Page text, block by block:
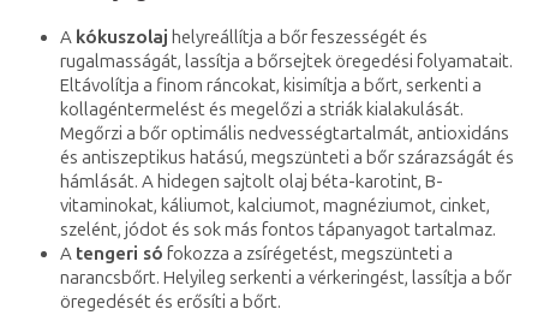
A kókuszolaj helyreállítja a bőr feszességét és
rugalmasságát, lassítja a bőrsejtek öregedési folyamatait.
Eltávolítja a finom ráncokat, kisimítja a bőrt, serkenti a
kollagéntermelést és megelőzi a striák kialakulását.
Megőrzi a bőr optimális nedvességtartalmát, antioxidáns
és antiszeptikus hatású, megszünteti a bőr szárazságát és
hámlását. A hidegen sajtolt olaj béta-karotint, B-
vitaminokat, káliumot, kalciumot, magnéziumot, cinket,
szelént, jódot és sok más fontos tápanyagot tartalmaz.
A tengeri só fokozza a zsírégetést, megszünteti a
narancsbőrt. Helyileg serkenti a vérkeringést, lassítja a bőr
öregedését és erősíti a bőrt.